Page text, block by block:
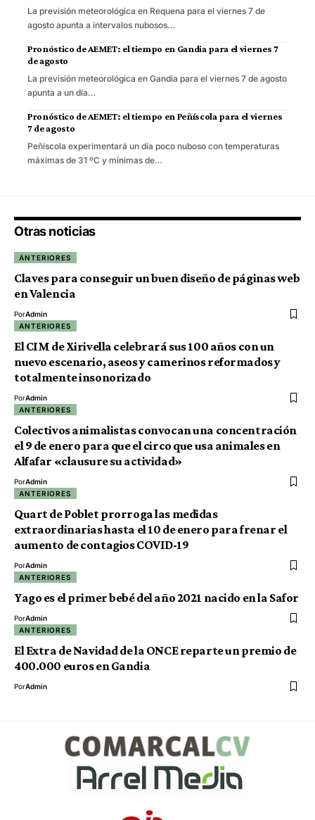
La previsión meteorológica en Requena para el viernes 7 de
agosto apunta a intervalos nubosos…
Pronóstico de AEMET: el tiempo en Gandia para el viernes 7
de agosto
La previsión meteorológica en Gandia para el viernes 7 de agosto
apunta a un día…
Pronóstico de AEMET: el tiempo en Peñíscola para el viernes
7 de agosto
Peñíscola experimentará un día poco nuboso con temperaturas
máximas de 31 ºC y mínimas de…
Otras noticias
ANTERIORES
Claves para conseguir un buen diseño de páginas web
en Valencia
PorAdmin
ANTERIORES
El CIM de Xirivella celebrará sus 100 años con un
nuevo escenario, aseos y camerinos reformados y
totalmente insonorizado
PorAdmin
ANTERIORES
Colectivos animalistas convocan una concentración
el 9 de enero para que el circo que usa animales en
Alfafar «clausure su actividad»
PorAdmin
ANTERIORES
Quart de Poblet prorroga las medidas
extraordinarias hasta el 10 de enero para frenar el
aumento de contagios COVID-19
PorAdmin
ANTERIORES
Yago es el primer bebé del año 2021 nacido en la Safor
PorAdmin
ANTERIORES
El Extra de Navidad de la ONCE reparte un premio de
400.000 euros en Gandia
PorAdmin